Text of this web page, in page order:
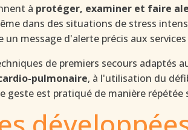
à protéger, examiner et faire
dans des situations de stress
message d'alerte précis aux services
de premiers secours adaptés
pulmonaire, à l'utilisation du
geste est pratiqué de manière